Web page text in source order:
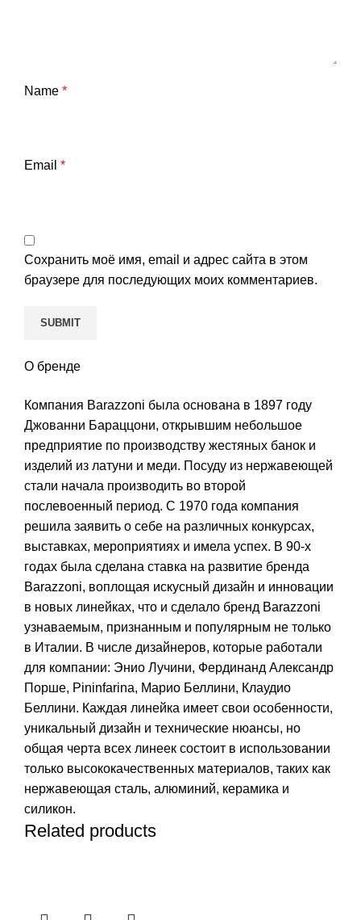
Name *
Email *
Сохранить моё имя, email и адрес сайта в этом
браузере для последующих моих комментариев.
О бренде
Компания Barazzoni была основана в 1897 году
Джованни Бараццони, открывшим небольшое
предприятие по производству жестяных банок и
изделий из латуни и меди. Посуду из нержавеющей
стали начала производить во второй
послевоенный период. С 1970 года компания
решила заявить о себе на различных конкурсах,
выставках, мероприятиях и имела успех. В 90-х
годах была сделана ставка на развитие бренда
Barazzoni, воплощая искусный дизайн и инновации
в новых линейках, что и сделало бренд Barazzoni
узнаваемым, признанным и популярным не только
в Италии. В числе дизайнеров, которые работали
для компании: Энио Лучини, Фердинанд Александр
Порше, Pininfarina, Марио Беллини, Клаудио
Беллини. Каждая линейка имеет свои особенности,
уникальный дизайн и технические нюансы, но
общая черта всех линеек состоит в использовании
только высококачественных материалов, таких как
нержавеющая сталь, алюминий, керамика и
силикон.
Related products